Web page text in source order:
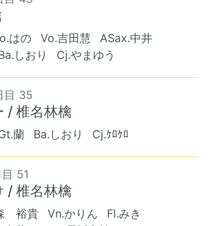
はの Vo.吉田慧
ASax.中井
しおり Cj.やまゆう
目 35
/ 椎名林檎
蘭 Ba.しおり Cj.ｹﾛｹﾛ
51
/ 椎名林檎
裕貴 Vn.かりん
Fl.みき